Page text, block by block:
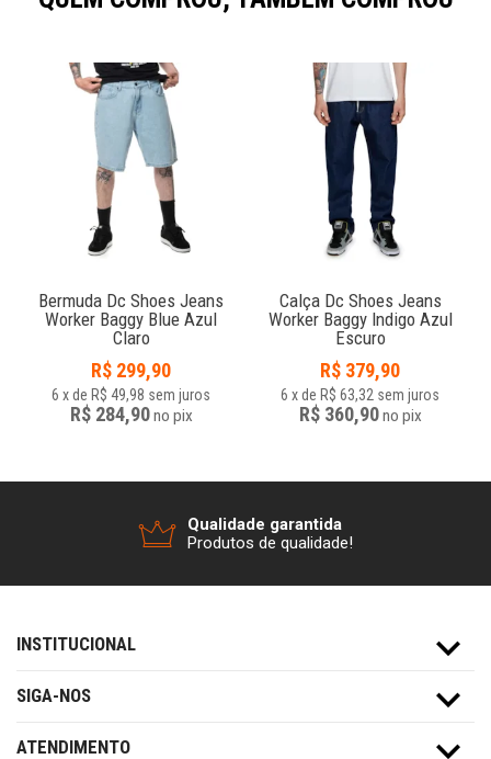
Bermuda Dc Shoes Jeans
Worker Baggy Blue Azul
Claro
R$ 299,90
6 xde R$ 49,98 sem juros
R$ 284,90no pix
Calça Dc Shoes Jeans
Worker Baggy Indigo Azul
Escuro
R$ 379,90
6 xde R$ 63,32 sem juros
R$ 360,90no pix
Qualidade garantida
Produtos de qualidade!
INSTITUCIONAL
SIGA-NOS
ATENDIMENTO